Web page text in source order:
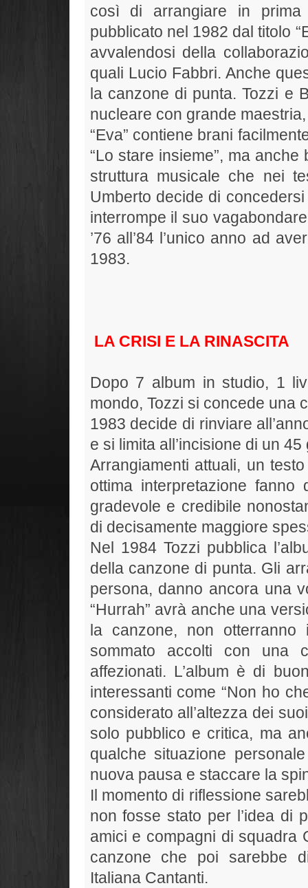
così di arrangiare in
pubblicato nel 1982 dal titolo
avvalendosi della
quali Lucio Fabbri. Anche
la canzone di punta. Tozzi e
nucleare con grande
“Eva” contiene brani
“Lo stare insieme”, ma
struttura musicale che nei
Umberto decide di
interrompe il suo
’76 all’84 l’unico anno ad
1983.
LA CRISI E LA RINASCITA
Dopo 7 album in studio, 1
mondo, Tozzi si concede una
1983 decide di rinviare
e si limita all’incisione di un 45
Arrangiamenti attuali, un
ottima interpretazione fanno
gradevole e credibile
di decisamente maggiore
Nel 1984 Tozzi pubblica
della canzone di punta. Gli
persona, danno ancora una
“Hurrah” avrà anche una
la canzone, non
sommato accolti con una
affezionati. L’album è di
interessanti come “Non ho
considerato all’altezza dei
solo pubblico e critica, ma
qualche situazione
nuova pausa e staccare la
Il momento di riflessione
non fosse stato per l’idea di
amici e compagni di squadra
canzone che poi sarebbe
Italiana Cantanti.